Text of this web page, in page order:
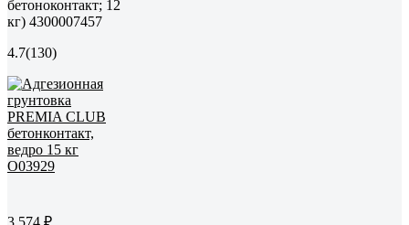
бетоноконтакт; 12
кг) 4300007457
4.7(130)
3 574 ₽